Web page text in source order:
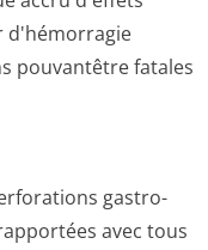
d'hémorragie
pouvantêtre fatales
gastro-
avec tous